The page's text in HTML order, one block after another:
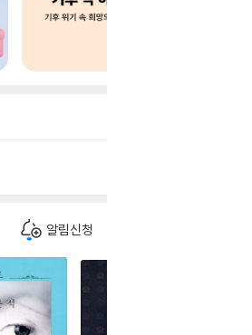
알림신청